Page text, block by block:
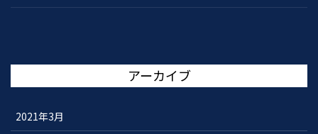
アーカイブ
2021年3月